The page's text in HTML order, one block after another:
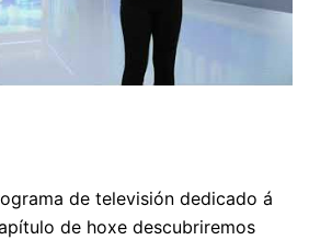
de televisión dedicado á
de hoxe descubriremos